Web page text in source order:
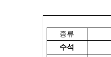
종류
수석